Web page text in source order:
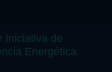
Iniciativa de
Energética